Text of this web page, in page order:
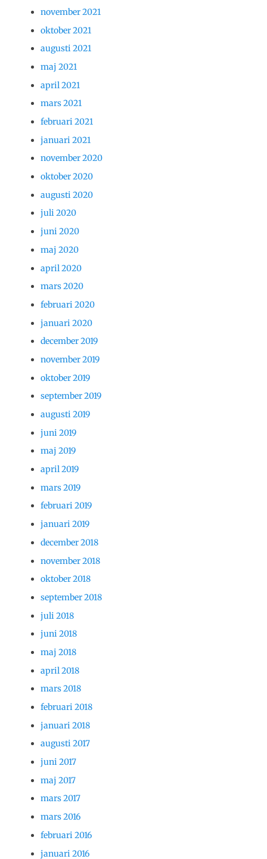
november 2021
oktober 2021
augusti 2021
maj 2021
april 2021
mars 2021
februari 2021
januari 2021
november 2020
oktober 2020
augusti 2020
juli 2020
juni 2020
maj 2020
april 2020
mars 2020
februari 2020
januari 2020
december 2019
november 2019
oktober 2019
september 2019
augusti 2019
juni 2019
maj 2019
april 2019
mars 2019
februari 2019
januari 2019
december 2018
november 2018
oktober 2018
september 2018
juli 2018
juni 2018
maj 2018
april 2018
mars 2018
februari 2018
januari 2018
augusti 2017
juni 2017
maj 2017
mars 2017
mars 2016
februari 2016
januari 2016